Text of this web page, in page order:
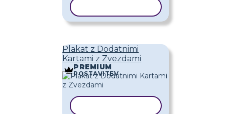
Plakat z Dodatnimi
Kartami z Zvezdami
PREMIUM
POSTAVITEV